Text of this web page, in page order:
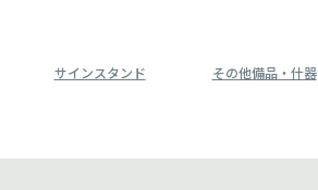
サインスタンド その他備品・什器